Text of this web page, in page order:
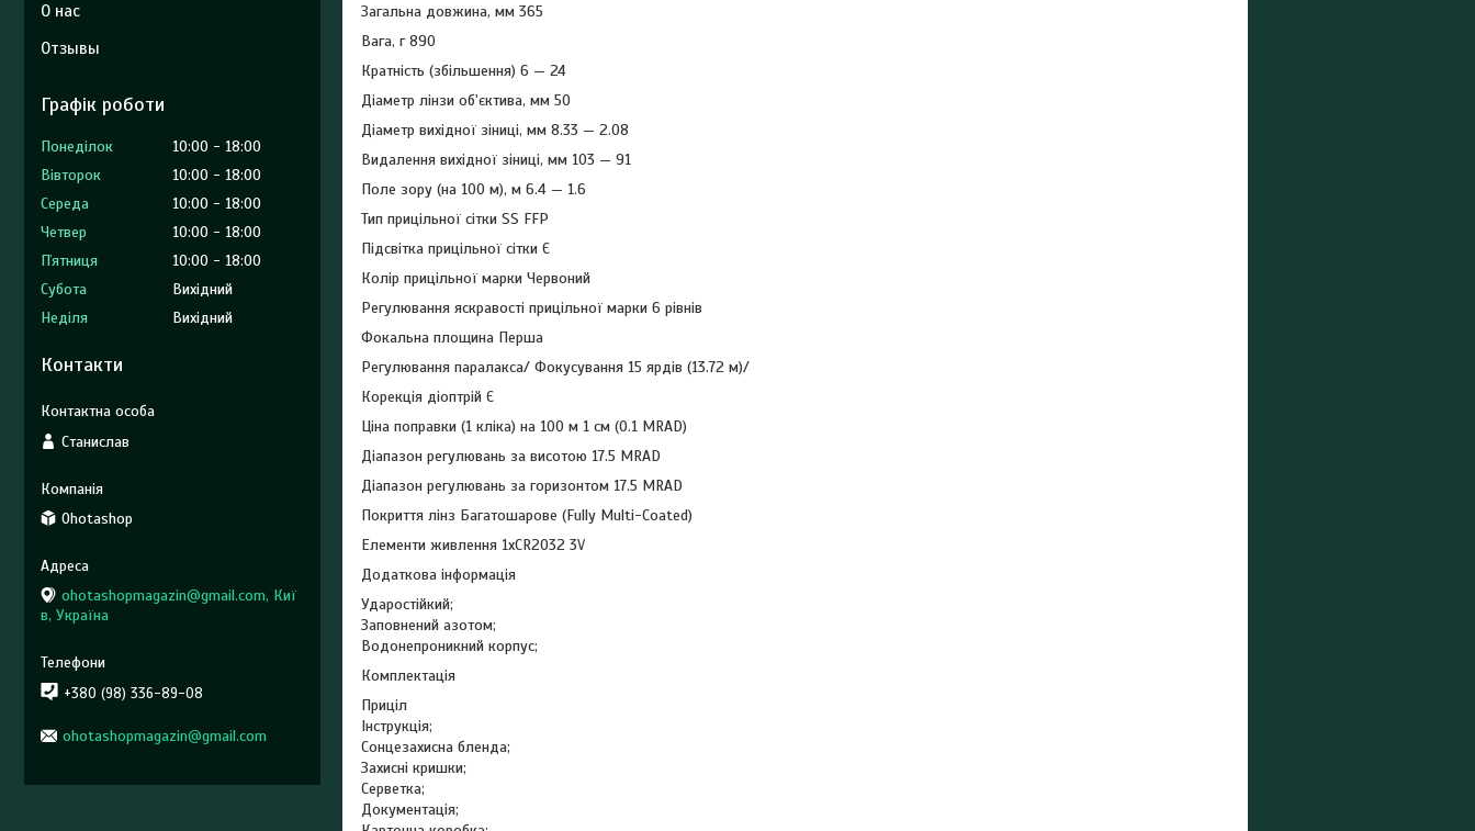
Загальна довжина, мм 365
Вага, г 890
Кратність (збільшення) 6 — 24
Діаметр лінзи об'єктива, мм 50
Діаметр вихідної зіниці, мм 8.33 — 2.08
Видалення вихідної зіниці, мм 103 — 91
Поле зору (на 100 м), м 6.4 — 1.6
Тип прицільної сітки SS FFP
Підсвітка прицільної сітки Є
Колір прицільної марки Червоний
Регулювання яскравості прицільної марки 6 рівнів
Фокальна площина Перша
Регулювання паралакса/ Фокусування 15 ярдів (13.72 м)/
Корекція діоптрій Є
Ціна поправки (1 кліка) на 100 м 1 см (0.1 MRAD)
Діапазон регулювань за висотою 17.5 MRAD
Діапазон регулювань за горизонтом 17.5 MRAD
Покриття лінз Багатошарове (Fully Multi-Coated)
Елементи живлення 1xCR2032 3V
Додаткова інформація
Ударостійкий;
Заповнений азотом;
Водонепроникний корпус;
Комплектація
Приціл
Інструкція;
Сонцезахисна бленда;
Захисні кришки;
Серветка;
Документація;
О нас
Отзывы
Графік роботи
Понеділок 10:00
18:00
Вівторок
10:00
18:00
Середа
10:00
18:00
Четвер
10:00
18:00
Пʼятниця
10:00
18:00
Субота
Вихідний
Неділя
Вихідний
Контакти
Станислав
Ohotashop
ohotashopmagazin@gmail.com, Киї
в, Україна
+380 (98) 336-89-08
ohotashopmagazin@gmail.com